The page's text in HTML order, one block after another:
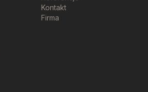
Kontakt
Firma